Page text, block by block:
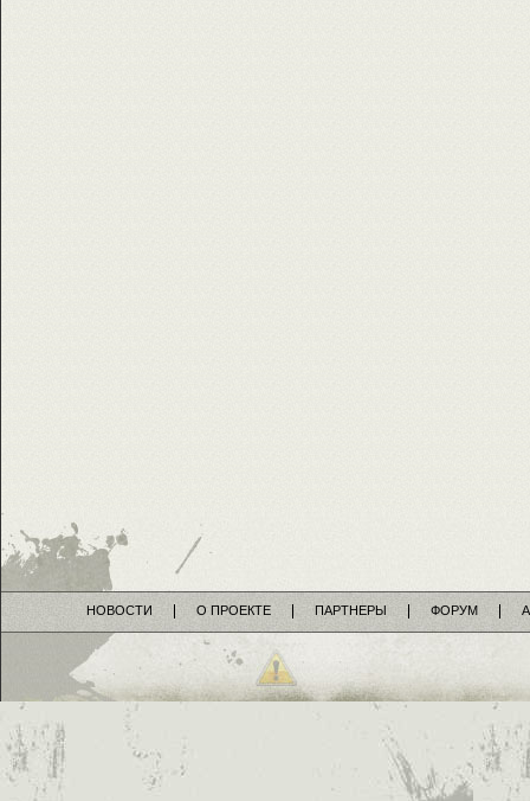
НОВОСТИ О ПРОЕКТЕ ПАРТНЕРЫ ФОРУМ